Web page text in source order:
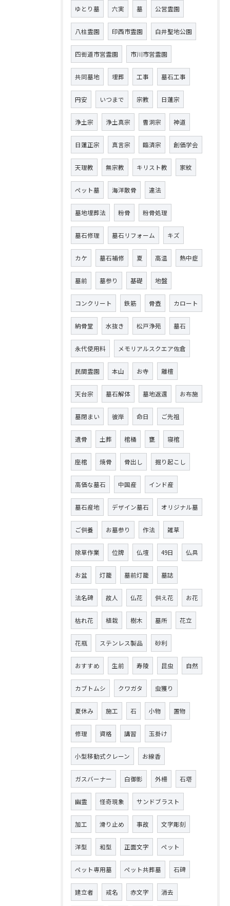
ゆとり墓 六実 墓 公営霊園
八柱霊園 印西市霊園 白井聖地公園
四街道市営霊園 市川市営霊園
共同墓地 埋葬 工事 墓石工事
円安 いつまで 宗教 日蓮宗
浄土宗 浄土真宗 曹洞宗 神道
日蓮正宗 真言宗 臨済宗 創価学会
天理教 無宗教 キリスト教 家紋
ペット墓 海洋散骨 違法
墓地埋葬法 粉骨 粉骨処理
墓石修理 墓石リフォーム キズ
カケ 墓石補修 夏 高温 熱中症
墓前 墓参り 基礎 地盤
コンクリート 鉄筋 骨壺 カロート
納骨堂 水抜き 松戸浄苑 墓石
永代使用料 メモリアルスクエア佐倉
民間霊園 本山 お寺 離檀
天台宗 墓石解体 墓地返還 お布施
墓閉まい 彼岸 命日 ご先祖
遺骨 土葬 棺桶 甕 寝棺
座棺 焼骨 骨出し 掘り起こし
高価な墓石 中国産 インド産
墓石産地 デザイン墓石 オリジナル墓
ご供養 お墓参り 作法 雑草
除草作業 位牌 仏壇 49日 仏具
お盆 灯籠 墓前灯籠 墓誌
法名碑 故人 仏花 供え花 お花
枯れ花 植栽 樹木 墓所 花立
花瓶 ステンレス製品 砂利
おすすめ 生前 寿陵 昆虫 自然
カブトムシ クワガタ 虫獲り
夏休み 施工 石 小物 置物
修理 資格 講習 玉掛け
小型移動式クレーン お線香
ガスバーナー 白御影 外柵 石塔
幽霊 怪奇現象 サンドブラスト
加工 滑り止め 事故 文字彫刻
洋型 和型 正面文字 ペット
ペット専用墓 ペット共葬墓 石碑
建立者 戒名 赤文字 消去